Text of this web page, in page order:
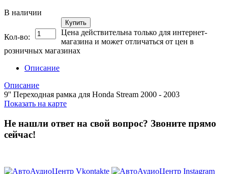
В наличии
Кол-во:
Купить
Цена действительна только для интернет-
магазина и может отличаться от цен в
розничных магазинах
Описание
Описание
9'' Переходная рамка для Honda Stream 2000 - 2003
Показать на карте
Не нашли ответ на свой вопрос? Звоните прямо
сейчас!